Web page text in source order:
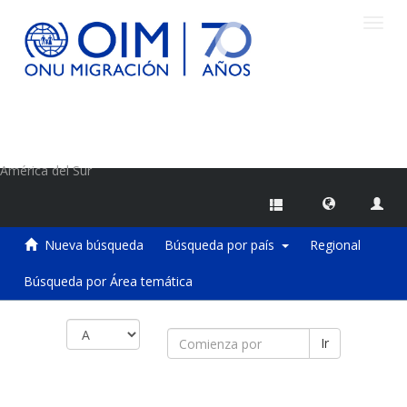
América del Sur
Nueva búsqueda Búsqueda por país Regional
Búsqueda por Área temática
Ir